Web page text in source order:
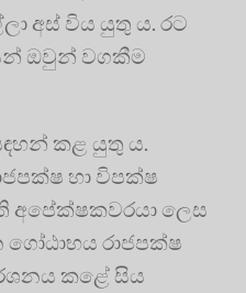
අස් විය යුතු ය. රට
ඔවුන් වගකීම
කළ යුතු ය.
හා විපක්ෂ
අපේක්ෂකවරයා ලෙස
රාජපක්ෂ
කළේ සිය